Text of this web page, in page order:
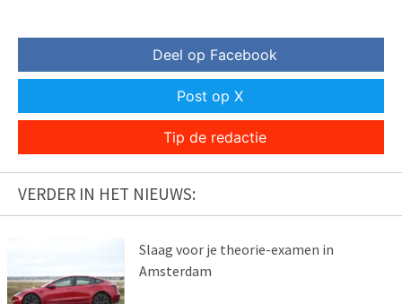
Deel op Facebook
Post op X
Tip de redactie
VERDER IN HET NIEUWS:
Slaag voor je theorie-examen in
Amsterdam